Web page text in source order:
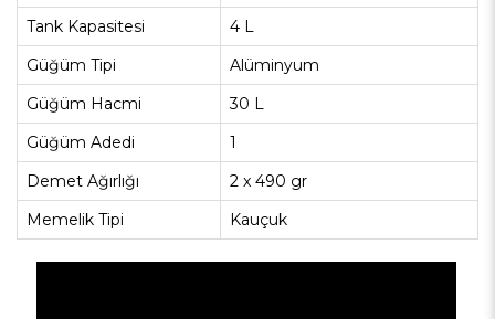
Tank Kapasitesi
4 L
Güğüm Tipi
Alüminyum
Güğüm Hacmi
30 L
Güğüm Adedi
1
Demet Ağırlığı
2 x 490 gr
Memelik Tipi
Kauçuk